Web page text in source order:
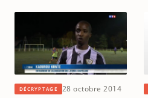
DÉCRYPTAGE 28 octobre 2014